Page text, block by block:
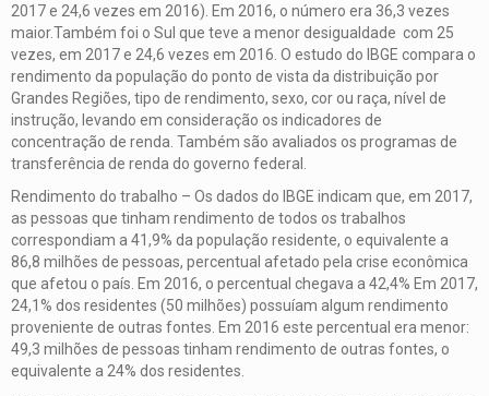
2017 e 24,6 vezes em 2016). Em 2016, o número era 36,3 vezes
maior.Também foi o Sul que teve a menor desigualdade com 25
vezes, em 2017 e 24,6 vezes em 2016. O estudo do IBGE compara o
rendimento da população do ponto de vista da distribuição por
Grandes Regiões, tipo de rendimento, sexo, cor ou raça, nível de
instrução, levando em consideração os indicadores de
concentração de renda. Também são avaliados os programas de
transferência de renda do governo federal.
Rendimento do trabalho – Os dados do IBGE indicam que, em 2017,
as pessoas que tinham rendimento de todos os trabalhos
correspondiam a 41,9% da população residente, o equivalente a
86,8 milhões de pessoas, percentual afetado pela crise econômica
que afetou o país. Em 2016, o percentual chegava a 42,4% Em 2017,
24,1% dos residentes (50 milhões) possuíam algum rendimento
proveniente de outras fontes. Em 2016 este percentual era menor:
49,3 milhões de pessoas tinham rendimento de outras fontes, o
equivalente a 24% dos residentes.